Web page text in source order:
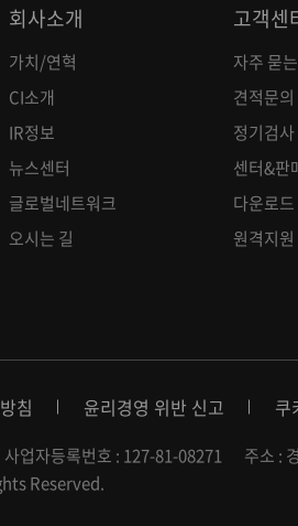
회사소개
가치/연혁
CI소개
IR정보
뉴스센터
글로벌네트워크
오시는 길
고객센
자주 묻
견적문
정기검사
센터&판
다운로드
원격지원
침 윤리경영 위반 신고 쿠
사업자등록번호 : 127-81-08271 주소 :
Reserved.